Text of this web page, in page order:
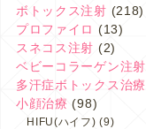
ボトックス注射 (218)
プロファイロ (13)
スネコス注射 (2)
ベビーコラーゲン注射
多汗症ボトックス治療
小顔治療 (98)
HIFU(ハイフ) (9)